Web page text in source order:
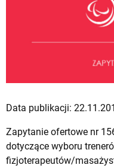
Data publikacji:
Zapytanie ofertowe nr
dotyczące wyboru
fizjoterapeutów/